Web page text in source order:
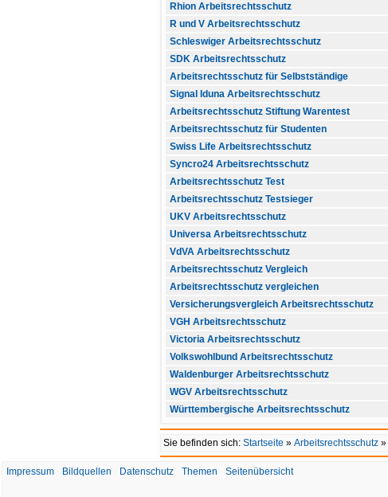
Rhion Arbeitsrechtsschutz
R und V Arbeitsrechtsschutz
Schleswiger Arbeitsrechtsschutz
SDK Arbeitsrechtsschutz
Arbeitsrechtsschutz für Selbstständige
Signal Iduna Arbeitsrechtsschutz
Arbeitsrechtsschutz Stiftung Warentest
Arbeitsrechtsschutz für Studenten
Swiss Life Arbeitsrechtsschutz
Syncro24 Arbeitsrechtsschutz
Arbeitsrechtsschutz Test
Arbeitsrechtsschutz Testsieger
UKV Arbeitsrechtsschutz
Universa Arbeitsrechtsschutz
VdVA Arbeitsrechtsschutz
Arbeitsrechtsschutz Vergleich
Arbeitsrechtsschutz vergleichen
Versicherungsvergleich Arbeitsrechtsschutz
VGH Arbeitsrechtsschutz
Victoria Arbeitsrechtsschutz
Volkswohlbund Arbeitsrechtsschutz
Waldenburger Arbeitsrechtsschutz
WGV Arbeitsrechtsschutz
Württembergische Arbeitsrechtsschutz
Sie befinden sich: Startseite » Arbeitsrechtsschutz »
Impressum Bildquellen Datenschutz Themen Seitenübersicht